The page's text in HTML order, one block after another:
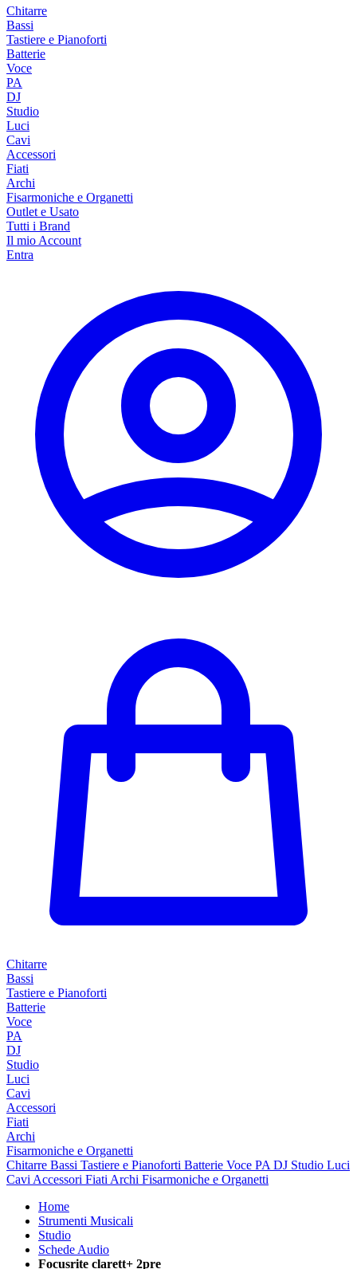
Chitarre
Bassi
Tastiere e Pianoforti
Batterie
Voce
PA
DJ
Studio
Luci
Cavi
Accessori
Fiati
Archi
Fisarmoniche e Organetti
Outlet e Usato
Tutti i Brand
Il mio Account
Entra
Chitarre
Bassi
Tastiere e Pianoforti
Batterie
Voce
PA
DJ
Studio
Luci
Cavi
Accessori
Fiati
Archi
Fisarmoniche e Organetti
Chitarre Bassi Tastiere e Pianoforti Batterie Voce PA DJ Studio Luci
Cavi Accessori Fiati Archi Fisarmoniche e Organetti
Home
Strumenti Musicali
Studio
Schede Audio
Focusrite clarett+ 2pre